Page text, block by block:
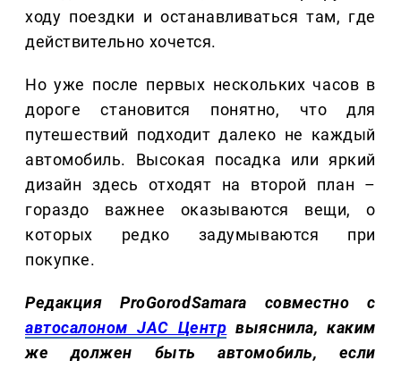
ходу поездки и останавливаться там, где
действительно хочется.
Но уже после первых нескольких часов в
дороге становится понятно, что для
путешествий подходит далеко не каждый
автомобиль. Высокая посадка или яркий
дизайн здесь отходят на второй план –
гораздо важнее оказываются вещи, о
которых редко задумываются при
покупке.
Редакция ProGorodSamara совместно с
автосалоном JAC Центр выяснила, каким
же должен быть автомобиль, если